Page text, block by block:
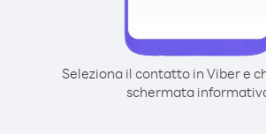
Seleziona il contatto in Viber e
schermata